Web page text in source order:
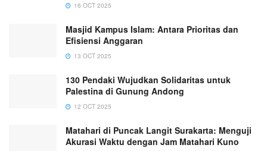
16 OCT 2025
Masjid Kampus Islam: Antara Prioritas dan
Efisiensi Anggaran
13 OCT 2025
130 Pendaki Wujudkan Solidaritas untuk
Palestina di Gunung Andong
12 OCT 2025
Matahari di Puncak Langit Surakarta: Menguji
Akurasi Waktu dengan Jam Matahari Kuno